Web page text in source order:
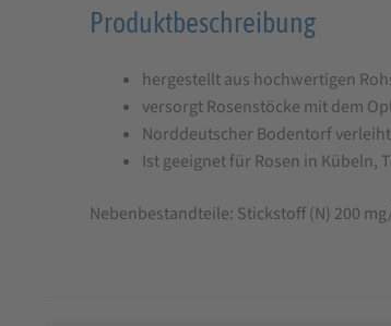
Produktbeschreibung
MANNA
Rosenerde
L
Produktbeschreibung
hergestellt aus hochwertigen
versorgt Rosenstöcke mit dem
Norddeutscher Bodentorf
Ist geeignet für Rosen in Kübeln,
Nebenbestandteile: Stickstoff (N) 200